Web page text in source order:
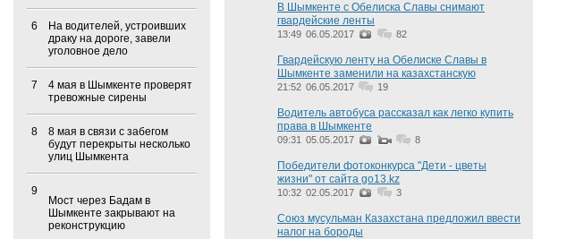
6
На водителей, устроивших
драку на дороге, завели
уголовное дело
7
4 мая в Шымкенте проверят
тревожные сирены
8
8 мая в связи с забегом
будут перекрыты несколько
улиц Шымкента
9
Мост через Бадам в
Шымкенте закрывают на
реконструкцию
В Шымкенте с Обелиска Славы снимают
гвардейские ленты
13:49 06.05.2017 82
Гвардейскую ленту на Обелиске Славы в
Шымкенте заменили на казахстанскую
21:52 06.05.2017 19
Водитель автобуса рассказал как легко купить
права в Шымкенте
09:31 05.05.2017 8
Победители фотоконкурса "Дети - цветы
жизни" от сайта go13.kz
10:32 02.05.2017 3
Союз мусульман Казахстана предложил ввести
налог на бороды